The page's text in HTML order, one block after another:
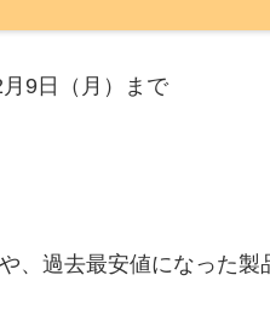
9日（月）まで
、過去最安値になった製